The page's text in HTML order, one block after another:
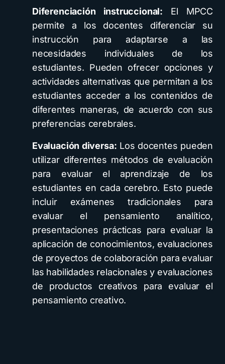
Diferenciación instruccional: El MPCC
permite a los docentes diferenciar su
instrucción para adaptarse a las
necesidades individuales de los
estudiantes. Pueden ofrecer opciones y
actividades alternativas que permitan a los
estudiantes acceder a los contenidos de
diferentes maneras, de acuerdo con sus
preferencias cerebrales.
Evaluación diversa: Los docentes pueden
utilizar diferentes métodos de evaluación
para evaluar el aprendizaje de los
estudiantes en cada cerebro. Esto puede
incluir exámenes tradicionales para
evaluar el pensamiento analítico,
presentaciones prácticas para evaluar la
aplicación de conocimientos, evaluaciones
de proyectos de colaboración para evaluar
las habilidades relacionales y evaluaciones
de productos creativos para evaluar el
pensamiento creativo.